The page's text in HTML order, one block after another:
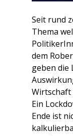
Seit rund
Thema
dem
geben die
Ein
Ende ist